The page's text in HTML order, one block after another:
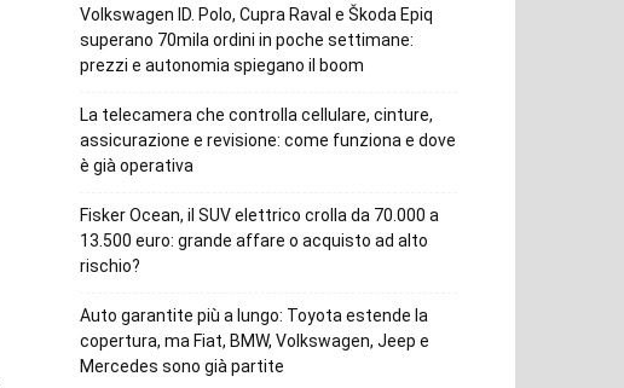
Volkswagen ID. Polo, Cupra Raval e Škoda Epiq
superano 70mila ordini in poche settimane:
prezzi e autonomia spiegano il boom
La telecamera che controlla cellulare, cinture,
assicurazione e revisione: come funziona e dove
è già operativa
Fisker Ocean, il SUV elettrico crolla da 70.000 a
13.500 euro: grande affare o acquisto ad alto
rischio?
Auto garantite più a lungo: Toyota estende la
copertura, ma Fiat, BMW, Volkswagen, Jeep e
Mercedes sono già partite